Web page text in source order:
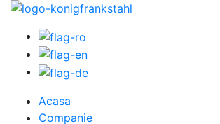
Acasa
Companie